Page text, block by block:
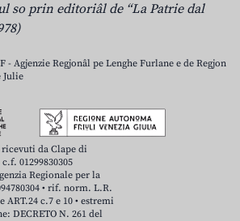
so prin editoriâl de “La Patrie dal
- Agjenzie Regjonâl pe Lenghe Furlane e de Regjon
Julie
da Clape di
01299830305
Regionale per la
• rif. norm. L.R.
ART.24 c.7 e 10 • estremi
DECRETO N. 261 del